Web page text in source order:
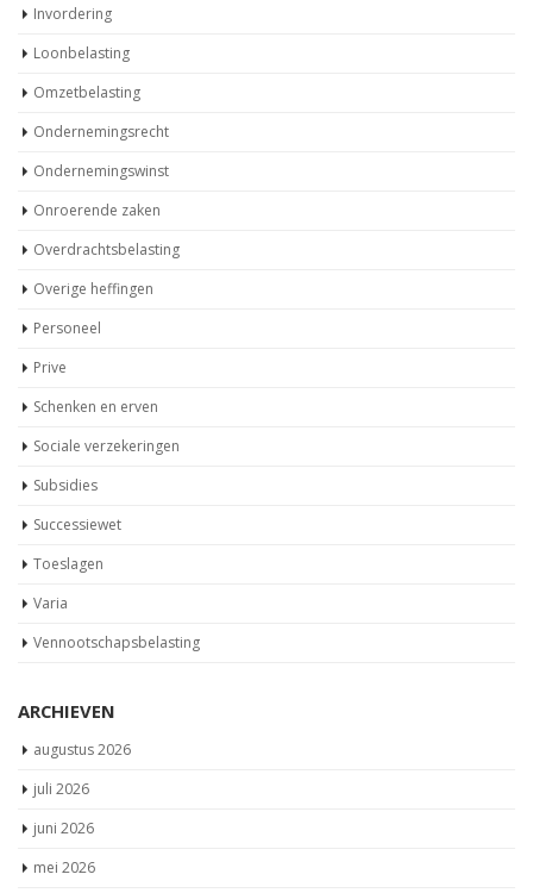
Invordering
Loonbelasting
Omzetbelasting
Ondernemingsrecht
Ondernemingswinst
Onroerende zaken
Overdrachtsbelasting
Overige heffingen
Personeel
Prive
Schenken en erven
Sociale verzekeringen
Subsidies
Successiewet
Toeslagen
Varia
Vennootschapsbelasting
ARCHIEVEN
augustus 2026
juli 2026
juni 2026
mei 2026